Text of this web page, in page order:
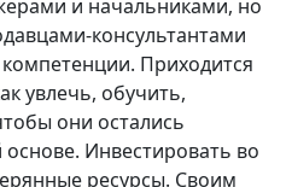
и начальниками, но
консультантами
Приходится
увлечь, обучить,
они остались
Инвестировать во
ресурсы. Своим